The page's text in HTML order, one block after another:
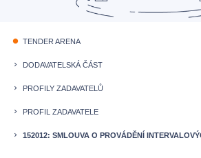
fiber_manual_record TENDER ARENA
keyboard_arrow_right DODAVATELSKÁ ČÁST
keyboard_arrow_right PROFILY ZADAVATELŮ
keyboard_arrow_right PROFIL ZADAVATELE
keyboard_arrow_right 152012: SMLOUVA O PROVÁDĚNÍ